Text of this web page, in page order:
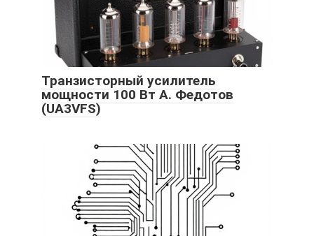
Транзисторный усилитель
мощности 100 Вт А. Федотов
(UA3VFS)